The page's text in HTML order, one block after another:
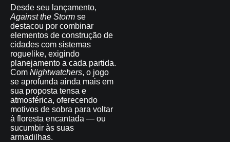
Desde seu lançamento,
Against the Storm se
destacou por combinar
elementos de construção de
cidades com sistemas
roguelike, exigindo
planejamento a cada partida.
Com Nightwatchers, o jogo
se aprofunda ainda mais em
sua proposta tensa e
atmosférica, oferecendo
motivos de sobra para voltar
à floresta encantada — ou
sucumbir às suas
armadilhas.